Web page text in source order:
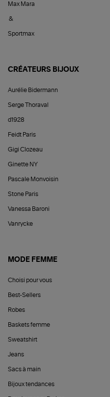
Max Mara
&
Sportmax
CRÉATEURS BIJOUX
Aurélie Bidermann
Serge Thoraval
d1928
Feidt Paris
Gigi Clozeau
Ginette NY
Pascale Monvoisin
Stone Paris
Vanessa Baroni
Vanrycke
MODE FEMME
Choisi pour vous
Best-Sellers
Robes
Baskets femme
Sweatshirt
Jeans
Sacs à main
Bijoux tendances